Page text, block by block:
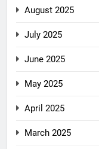
August 2025
July 2025
June 2025
May 2025
April 2025
March 2025